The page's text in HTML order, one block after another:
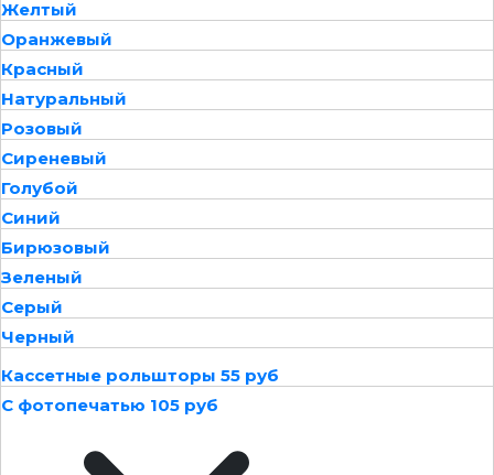
Желтый
Оранжевый
Красный
Натуральный
Розовый
Сиреневый
Голубой
Синий
Бирюзовый
Зеленый
Серый
Черный
Кассетные рольшторы 55 руб
С фотопечатью 105 руб